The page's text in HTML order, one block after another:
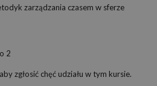
zarządzania czasem w sferze
2
zgłosić chęć udziału w tym kursie.